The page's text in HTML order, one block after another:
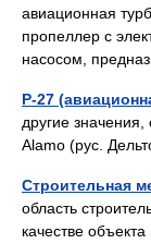
авиационная
пропеллер с
насосом,
Р-27
другие
Alamo (рус.
Строительная
область
качестве